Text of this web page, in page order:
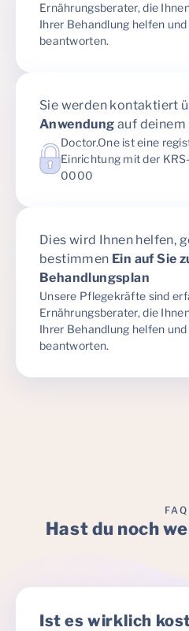
Ernährungsberater, die
Ihrer Behandlung helfen
beantworten.
Sie werden kontaktiert
Anwendung auf deinem
Doctor.One ist eine
Einrichtung mit der
0000
Dies wird Ihnen helfen,
bestimmen Ein auf Sie
Behandlungsplan
Unsere Pflegekräfte sind
Ernährungsberater, die
Ihrer Behandlung helfen
beantworten.
FAQ
Hast du noch
Ist es wirklich